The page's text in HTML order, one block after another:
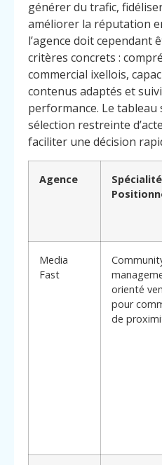
générer du trafic,
améliorer la réputation
l’agence doit cependant
critères concrets :
commercial ixellois,
contenus adaptés et
performance. Le
sélection restreinte
faciliter une décision
Agence
Media
Fast
orienté
pour
de